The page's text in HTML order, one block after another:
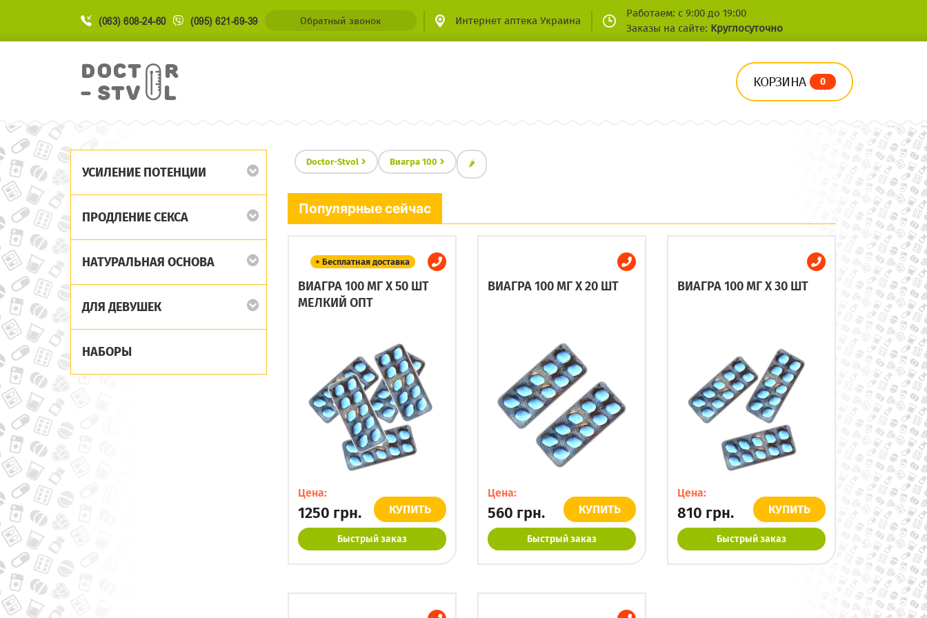
(063) 608-24-60 (095) 621-69-39 Обратный звонок Интернет аптека Украина
Работаем: с 9:00 до 19:00
Заказы на сайте: Круглосуточно
КОРЗИНА 0
УСИЛЕНИЕ ПОТЕНЦИИ
ПРОДЛЕНИЕ СЕКСА
НАТУРАЛЬНАЯ ОСНОВА
ДЛЯ ДЕВУШЕК
НАБОРЫ
Doctor-Stvol Виагра 100 🌶
Популярные сейчас
+ Бесплатная доставка
ВИАГРА 100 МГ X 50 ШТ
МЕЛКИЙ ОПТ
Цена:
1250 грн. КУПИТЬ
Быстрый заказ
ВИАГРА 100 МГ X 20 ШТ
Цена:
560 грн. КУПИТЬ
Быстрый заказ
ВИАГРА 100 МГ X 30 ШТ
Цена:
810 грн. КУПИТЬ
Быстрый заказ